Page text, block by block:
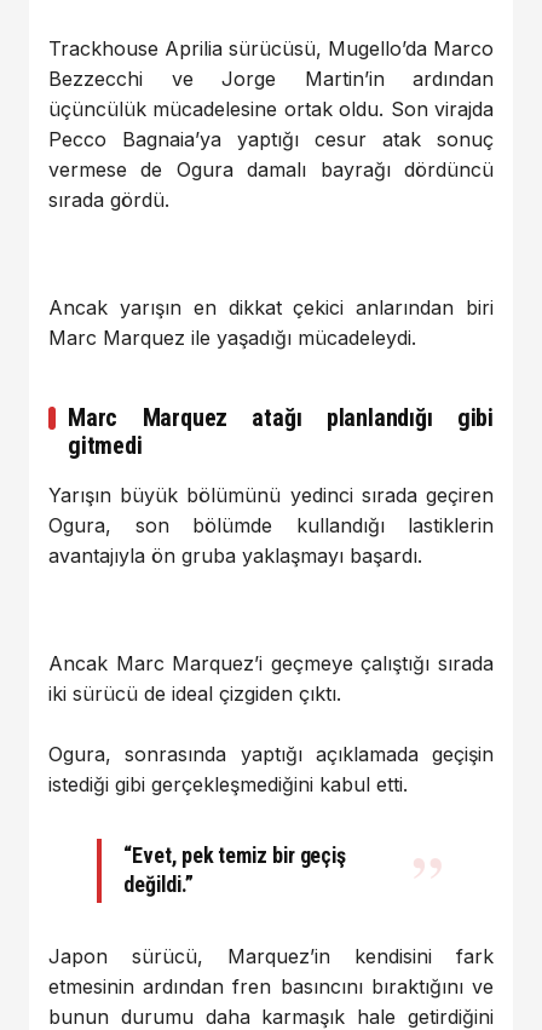
Trackhouse Aprilia sürücüsü, Mugello’da Marco
Bezzecchi ve Jorge Martin’in ardından
üçüncülük mücadelesine ortak oldu. Son virajda
Pecco Bagnaia’ya yaptığı cesur atak sonuç
vermese de Ogura damalı bayrağı dördüncü
sırada gördü.
Ancak yarışın en dikkat çekici anlarından biri
Marc Marquez ile yaşadığı mücadeleydi.
Marc Marquez atağı planlandığı gibi
gitmedi
Yarışın büyük bölümünü yedinci sırada geçiren
Ogura, son bölümde kullandığı lastiklerin
avantajıyla ön gruba yaklaşmayı başardı.
Ancak Marc Marquez’i geçmeye çalıştığı sırada
iki sürücü de ideal çizgiden çıktı.
Ogura, sonrasında yaptığı açıklamada geçişin
istediği gibi gerçekleşmediğini kabul etti.
“Evet, pek temiz bir geçiş
değildi.”
Japon sürücü, Marquez’in kendisini fark
etmesinin ardından fren basıncını bıraktığını ve
bunun durumu daha karmaşık hale getirdiğini